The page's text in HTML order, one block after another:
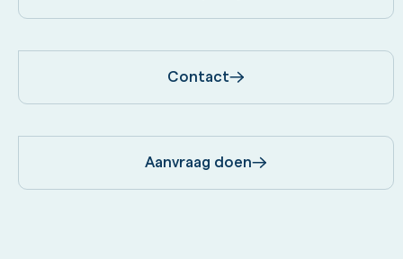
Contact
Aanvraag doen